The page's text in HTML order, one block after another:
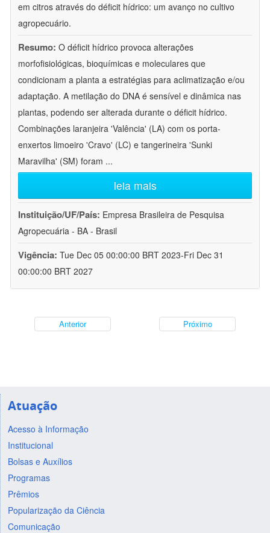
em citros através do déficit hídrico: um avanço no cultivo
agropecuário.
Resumo: O déficit hídrico provoca alterações
morfofisiológicas, bioquímicas e moleculares que
condicionam a planta a estratégias para aclimatização e/ou
adaptação. A metilação do DNA é sensível e dinâmica nas
plantas, podendo ser alterada durante o déficit hídrico.
Combinações laranjeira 'Valência' (LA) com os porta-
enxertos limoeiro 'Cravo' (LC) e tangerineira 'Sunki
Maravilha' (SM) foram ...
leia mais
Instituição/UF/País: Empresa Brasileira de Pesquisa
Agropecuária - BA - Brasil
Vigência: Tue Dec 05 00:00:00 BRT 2023-Fri Dec 31
00:00:00 BRT 2027
Anterior Próximo
Atuação
Acesso à Informação
Institucional
Bolsas e Auxílios
Programas
Prêmios
Popularização da Ciência
Comunicação